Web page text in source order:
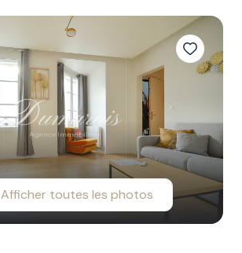
Afficher toutes les photos